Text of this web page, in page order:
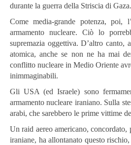
durante la guerra della Striscia di Gaza.
Come media-grande potenza, poi,
armamento nucleare. Ciò lo
supremazia oggettiva. D’altro canto,
atomica, anche se non ne ha mai
conflitto nucleare in Medio Oriente
inimmaginabili.
Gli USA (ed Israele) sono
armamento nucleare iraniano. Sulla
arabi, che sarebbero le prime vittime
Un raid aereo americano, concordato,
iraniane, ha allontanato questo